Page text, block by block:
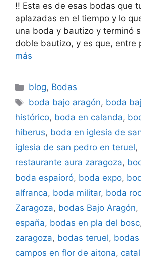
!! Esta es de esas bodas que
aplazadas en el tiempo y lo
una boda y bautizo y terminó
doble bautizo, y es que, entre
más
Categorías
blog, Bodas
Etiquetas
boda bajo aragón, boda
histórico, boda en calanda,
hiberus, boda en iglesia de
iglesia de san pedro en teruel,
restaurante aura zaragoza,
boda espaioró, boda expo,
alfranca, boda militar, boda
Zaragoza, bodas Bajo Aragón,
españa, bodas en pla del bosc
zaragoza, bodas teruel,
campos en flor de aitona,